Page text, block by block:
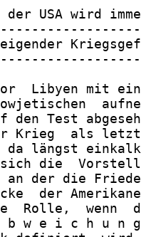
der USA wird
Libyen mit
den Test
Krieg  als
da längst
die
an der die
der
Rolle,  wenn
b w e i c h u n